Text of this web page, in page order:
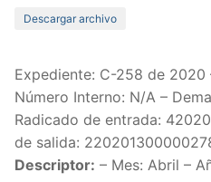
Descargar archivo
Expediente: C-258 de 2020
Número Interno: N/A –
Radicado de entrada:
de salida:
Descriptor: – Mes: Abril –